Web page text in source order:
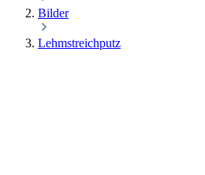
Bilder
Lehmstreichputz